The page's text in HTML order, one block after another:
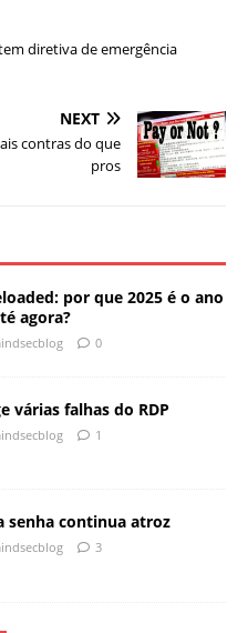
diretiva de emergência
NEXT
contras do que
pros
por que 2025 é o ano
agora?
0
várias falhas do RDP
1
senha continua atroz
3